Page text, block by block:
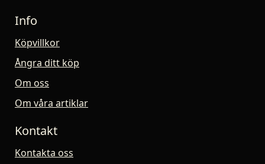
Info
Köpvillkor
Ångra ditt köp
Om oss
Om våra artiklar
Kontakt
Kontakta oss